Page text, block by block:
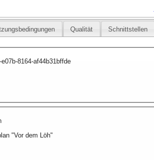
Qualität Schnittstellen
8164-af44b31bffde
"Vor dem Löh"